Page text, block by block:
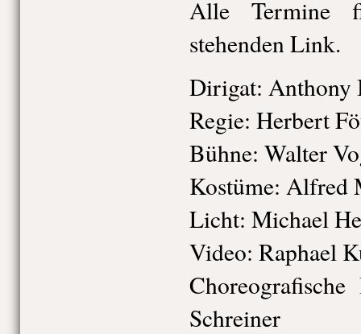
Alle Termine
stehenden Link.
Dirigat: Anthony
Regie: Herbert
Bühne: Walter
Kostüme: Alfred
Licht: Michael
Video: Raphael
Choreografische
Schreiner